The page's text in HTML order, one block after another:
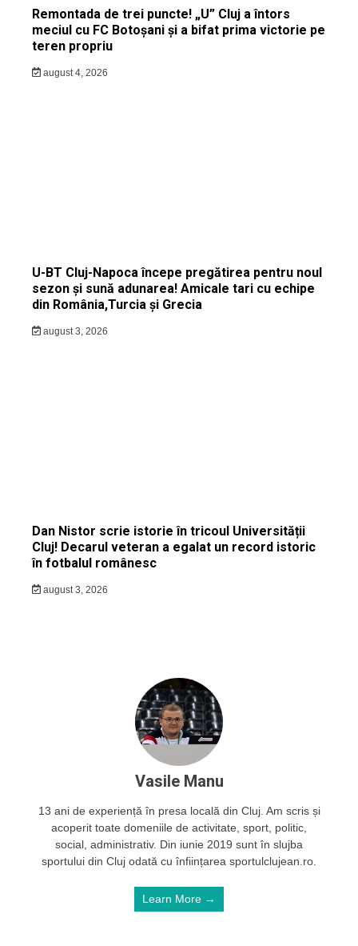
Remontada de trei puncte! „U” Cluj a întors
meciul cu FC Botoșani și a bifat prima victorie pe
teren propriu
august 4, 2026
U-BT Cluj-Napoca începe pregătirea pentru noul
sezon și sună adunarea! Amicale tari cu echipe
din România,Turcia și Grecia
august 3, 2026
Dan Nistor scrie istorie în tricoul Universității
Cluj! Decarul veteran a egalat un record istoric
în fotbalul românesc
august 3, 2026
Vasile Manu
13 ani de experiență în presa locală din Cluj. Am scris și
acoperit toate domeniile de activitate, sport, politic,
social, administrativ. Din iunie 2019 sunt în slujba
sportului din Cluj odată cu înființarea sportulclujean.ro.
Learn More →